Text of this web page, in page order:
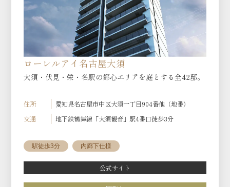
ローレルアイ名古屋大須
大須・伏見・栄・名駅の都心エリアを庭とする全42邸。
住所
愛知県名古屋市中区大須一丁目904番他（地番）
交通
地下鉄鶴舞線「大須観音」駅4番口徒歩3分
駅徒歩3分 内廊下仕様
公式サイト